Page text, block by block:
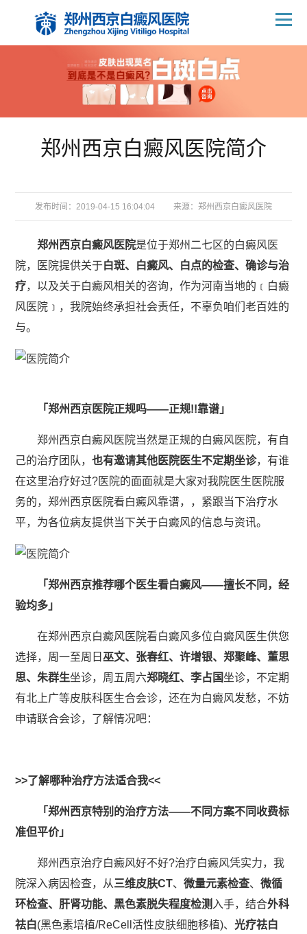
郑州西京白癜风医院简介
发布时间：2019-04-15 16:04:04 来源： 郑州西京白癜风医院
郑州西京白癜风医院是位于郑州二七区的白癜风医
院，医院提供关于白斑、白癜风、白点的检查、确诊与治
疗，以及关于白癜风相关的咨询，作为河南当地的﹝白癜
风医院﹞，我院始终承担社会责任，不辜负咱们老百姓的
与。
「郑州西京医院正规吗——正规!!靠谱」
郑州西京白癜风医院当然是正规的白癜风医院，有自
己的治疗团队，也有邀请其他医院医生不定期坐诊，有谁
在这里治疗好过?医院的面面就是大家对我院医生医院服
务的，郑州西京医院看白癜风靠谱，，紧跟当下治疗水
平，为各位病友提供当下关于白癜风的信息与资讯。
「郑州西京推荐哪个医生看白癜风——擅长不同，经
验均多」
在郑州西京白癜风医院看白癜风多位白癜风医生供您
选择，周一至周日巫文、张春红、许增银、郑聚峰、董思
思、朱群生坐诊，周五周六郑晓红、李占国坐诊，不定期
有北上广等皮肤科医生合会诊，还在为白癜风发愁，不妨
申请联合会诊，了解情况吧：
>>了解哪种治疗方法适合我<<
「郑州西京特别的治疗方法——不同方案不同收费标
准但平价」
郑州西京治疗白癜风好不好?治疗白癜风凭实力，我
院深入病因检查，从三维皮肤CT、微量元素检查、微循
环检查、肝肾功能、黑色素脱失程度检测 入手，结合外科
祛白(黑色素培植/ReCell活性皮肤细胞移植)、光疗祛白